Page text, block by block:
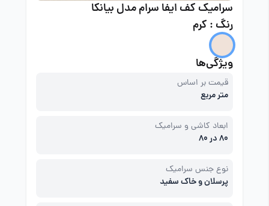
سرامیک کف ایفا سرام مدل بیانکا
رنگ : کرم
ویژگی‌ها
قیمت بر اساس
متر مربع
ابعاد کاشی و سرامیک
80 در 80
نوع جنس سرامیک
پرسلان و خاک سفید